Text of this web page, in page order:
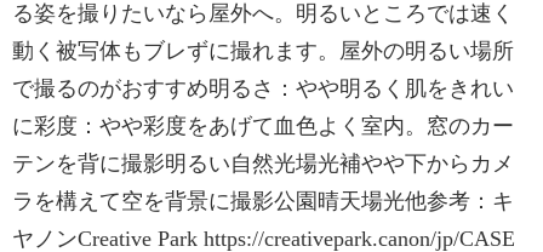
る姿を撮りたいなら屋外へ。明るいところでは速く
動く被写体もブレずに撮れます。屋外の明るい場所
で撮るのがおすすめ明るさ：やや明るく肌をきれい
に彩度：やや彩度をあげて血色よく室内。窓のカー
テンを背に撮影明るい自然光場光補やや下からカメ
ラを構えて空を背景に撮影公園晴天場光他参考：キ
ヤノンCreative Park https://creativepark.canon/jp/CASE